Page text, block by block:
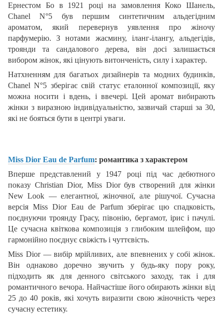
Ернестом Бо в 1921 році на замовлення Коко Шанель,
Chanel N°5 був першим синтетичним альдегідним
ароматом, який перевернув уявлення про жіночу
парфумерію. З нотами жасмину, іланг-ілангу, альдегідів,
троянди та сандалового дерева, він досі залишається
вибором жінок, які цінують витонченість, силу і характер.
Натхненням для багатьох дизайнерів та модних будинків,
Chanel N°5 зберігає свій статус еталонної композиції, яку
можна носити і вдень, і ввечері. Цей аромат вибирають
жінки з виразною індивідуальністю, зазвичай старші за 30,
які не бояться бути в центрі уваги.
Miss Dior Eau de Parfum: романтика з характером
Вперше представлений у 1947 році під час дебютного
показу Christian Dior, Miss Dior був створений для жінки
New Look — елегантної, жіночної, але рішучої. Сучасна
версія Miss Dior Eau de Parfum зберігає цю спадковість,
поєднуючи троянду Грасу, півонію, бергамот, ірис і пачулі.
Це сучасна квіткова композиція з глибоким шлейфом, що
гармонійно поєднує свіжість і чуттєвість.
Miss Dior — вибір мрійливих, але впевнених у собі жінок.
Він однаково доречно звучить у будь-яку пору року,
підходить як для денного світського заходу, так і для
романтичного вечора. Найчастіше його обирають жінки від
25 до 40 років, які хочуть виразити свою жіночність через
сучасну естетику.